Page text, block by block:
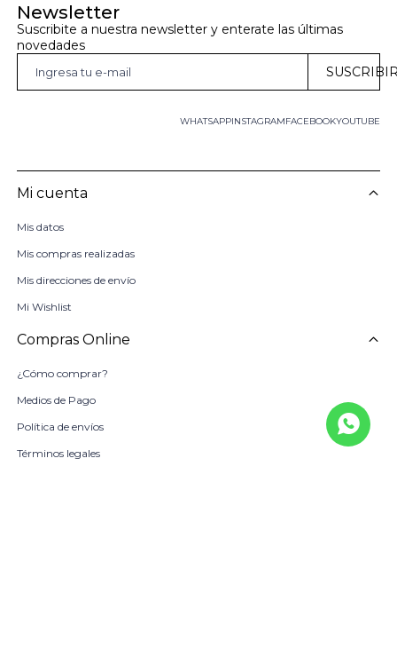
Newsletter
Suscribite a nuestra newsletter y enterate las últimas
novedades
WHATSAPP FACEBOOKYOUTUBE
INSTAGRAM
Mi cuenta
Mis datos
Mis compras realizadas
Mis direcciones de envío
Mi Wishlist
Compras Online
¿Cómo comprar?
Medios de Pago
Política de envíos
Términos legales